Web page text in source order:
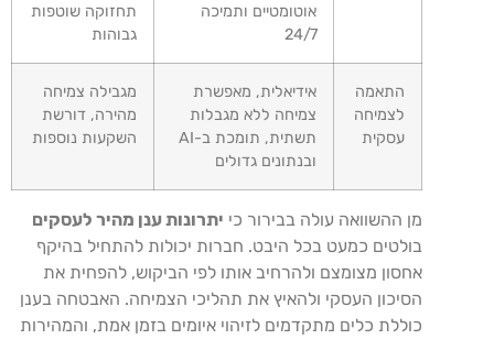
אוטומטיים ותמיכה
24/7
תחזוקה שוטפות
גבוהות
התאמה
לצמיחה
עסקית
אידיאלית, מאפשרת
צמיחה ללא מגבלות
תשתית, תומכת ב-AI
ובנתונים גדולים
מגבילה צמיחה
מהירה, דורשת
השקעות נוספות
מן ההשוואה עולה בבירור כי יתרונות ענן מהיר לעסקים
בולטים כמעט בכל היבט. חברות יכולות להתחיל בהיקף
אחסון מצומצם ולהרחיב אותו לפי הביקוש, להפחית את
הסיכון העסקי ולהאיץ את תהליכי הצמיחה. האבטחה בענן
כוללת כלים מתקדמים לזיהוי איומים בזמן אמת, והמהירות